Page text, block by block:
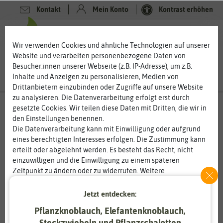
Kontakt Mein Konto Kontrast erhöhen
Wir verwenden Cookies und ähnliche Technologien auf unserer
Website und verarbeiten personenbezogene Daten von
Besucher:innen unserer Webseite (z.B. IP-Adresse), um z.B.
Inhalte und Anzeigen zu personalisieren, Medien von
Drittanbietern einzubinden oder Zugriffe auf unsere Website
zu analysieren. Die Datenverarbeitung erfolgt erst durch
gesetzte Cookies. Wir teilen diese Daten mit Dritten, die wir in
den Einstellungen benennen.
Die Datenverarbeitung kann mit Einwilligung oder aufgrund
eines berechtigten Interesses erfolgen. Die Zustimmung kann
erteilt oder abgelehnt werden. Es besteht das Recht, nicht
einzuwilligen und die Einwilligung zu einem späteren
Zeitpunkt zu ändern oder zu widerrufen. Weitere
Informationen zur Verwendung personenbezogener Daten und
den Diensten erklären wir in unsererDaten­schutz­erklärung
Essenziell Statistik
Jetzt entdecken:
Pflanzknoblauch, Elefantenknoblauch,